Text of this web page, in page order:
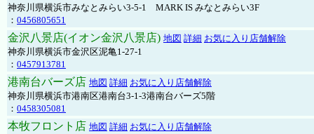
神奈川県横浜市みなとみらい3-5-1 MARK IS みなとみらい3F
： 0456805651
金沢八景店(イオン金沢八景店) 地図 詳細 お気に入り店舗解除
神奈川県横浜市金沢区泥亀1-27-1
： 0457913781
港南台バーズ店 地図 詳細 お気に入り店舗解除
神奈川県横浜市港南区港南台3-1-3港南台バーズ5階
： 0458305081
本牧フロント店 地図 詳細 お気に入り店舗解除